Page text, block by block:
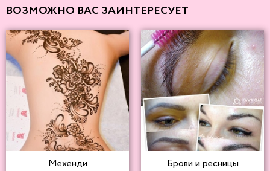
ВОЗМОЖНО ВАС ЗАИНТЕРЕСУЕТ
Мехенди Брови и ресницы